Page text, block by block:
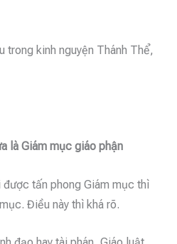
trong kinh nguyện Thánh Thể,
là Giám mục giáo phận
tấn phong Giám mục thì
Điều này thì khá rõ.